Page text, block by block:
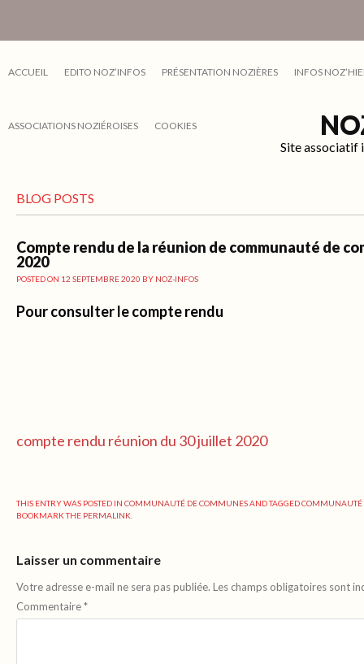
ACCUEIL EDITO NOZ’INFOS PRÉSENTATION NOZIÈRES INFOS
ASSOCIATIONS NOZIÉROISES COOKIES
Site associatif
BLOG POSTS
Compte rendu de la réunion de communauté de
2020
POSTED ON 12 SEPTEMBRE 2020 BY NOZ-INFOS
Pour consulter le compte rendu
compte rendu réunion du 30 juillet 2020
THIS ENTRY WAS POSTED IN COMMUNAUTÉ DE COMMUNESAND TAGGEDCOMMUNAUTÉ
BOOKMARK THE PERMALINK
Laisser un commentaire
Votre adresse e-mail ne sera pas publiée. Les champs obligatoires sont
Commentaire*